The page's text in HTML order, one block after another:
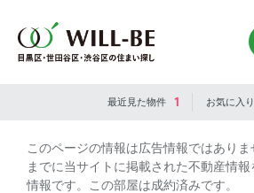
最近見た物件 1 お気に入り
このページの情報は広告情報ではあり
までに当サイトに掲載された不動産情
情報です。この部屋は成約済みです。